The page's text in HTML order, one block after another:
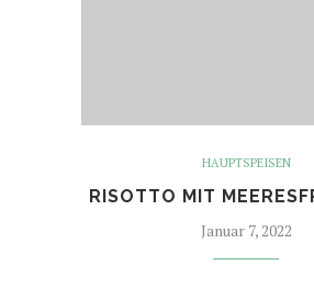
HAUPTSPEISEN
RISOTTO MIT
Januar 7, 2022